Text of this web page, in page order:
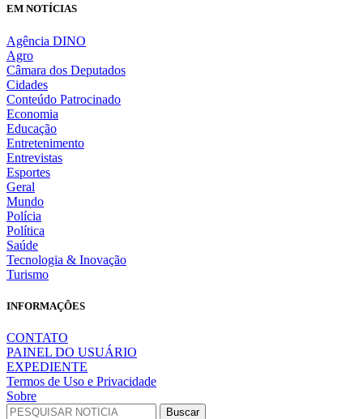
EM NOTÍCIAS
Agência DINO
Agro
Câmara dos Deputados
Cidades
Conteúdo Patrocinado
Economia
Educação
Entretenimento
Entrevistas
Esportes
Geral
Mundo
Polícia
Política
Saúde
Tecnologia & Inovação
Turismo
INFORMAÇÕES
CONTATO
PAINEL DO USUÁRIO
EXPEDIENTE
Termos de Uso e Privacidade
Sobre